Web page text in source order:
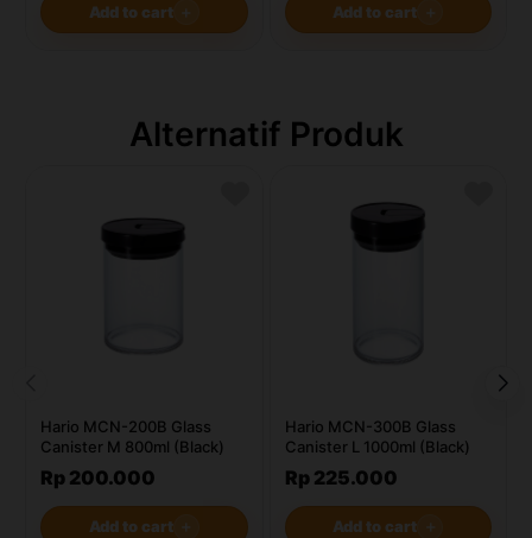
Add to cart ＋ Add to cart ＋
Alternatif Produk
Hario MCN-200B Glass
Canister M 800ml (Black)
Rp 200.000
Add to cart ＋
Hario MCN-300B Glass
Canister L 1000ml (Black)
Rp 225.000
Add to cart ＋